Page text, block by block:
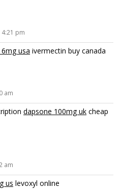
pm
usa ivermectin buy canada
am
dapsone 100mg uk cheap
am
us levoxyl online